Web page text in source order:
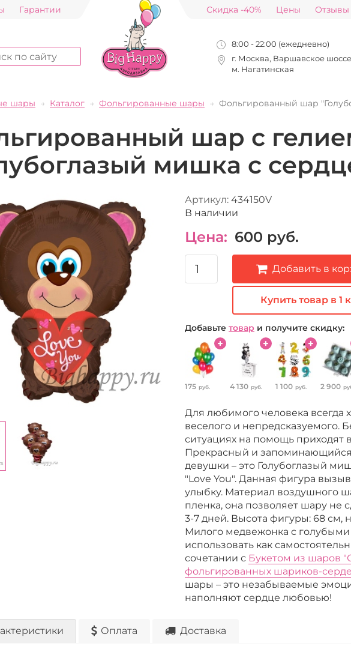
Гарантии Скидка -40% Цены Отзывы
8:00 - 22:00 (ежедневно)
г. Москва, Варшавское
м. Нагатинская
шары Каталог Фольгированные шары Фольгированный шар
шар с
мишка с
Артикул: 434150V
В наличии
Цена: 600 руб.
Добавить в
Купить товар в 1
Добавьте товар и получите скидку:
175 руб. 4 130 руб. 1 100 руб. 2 900
Для любимого человека всегда
веселого и непредсказуемого.
ситуациях на помощь
Прекрасный и
девушки – это Голубоглазый
"Love You". Данная фигура
улыбку. Материал воздушного
пленка, она позволяет шару не
3-7 дней. Высота фигуры: 68 см,
Милого медвежонка с
использовать как
сочетании с Букетом из шаров
фольгированных шариков-
шары – это незабываемые
наполняют сердце любовью!
Оплата Доставка